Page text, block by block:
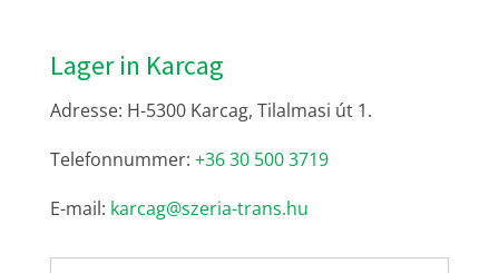
Lager in Karcag
Adresse: H-5300 Karcag, Tilalmasi út 1.
Telefonnummer: +36 30 500 3719
E-mail: karcag@szeria-trans.hu